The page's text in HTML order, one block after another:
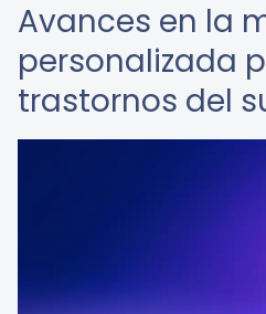
Avances en la
personalizada
trastornos del